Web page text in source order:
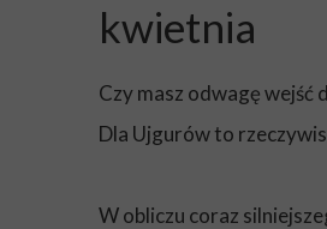
kwietnia
Czy masz odwagę wejść
Dla Ujgurów to
W obliczu coraz